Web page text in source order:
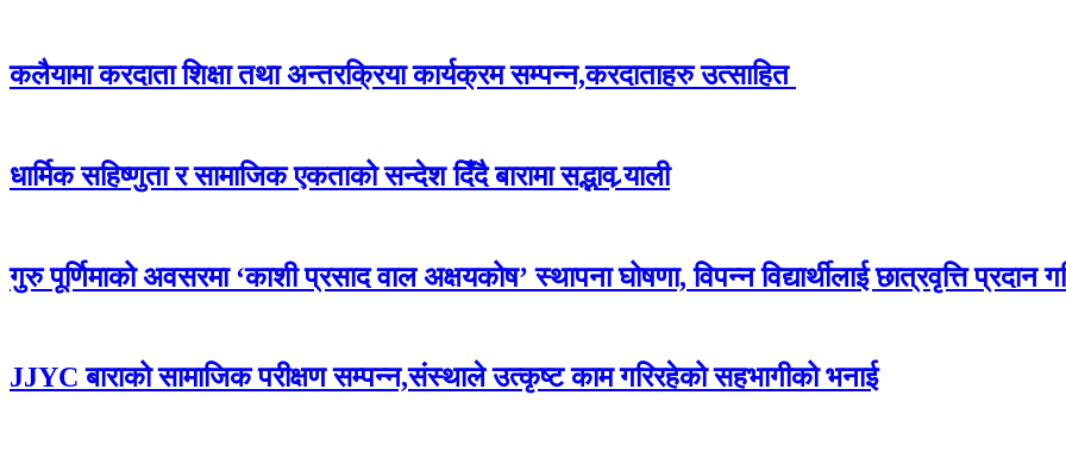
कलैयामा करदाता शिक्षा तथा अन्तरक्रिया कार्यक्रम सम्पन्न,करदाताहरु उत्साहित
धार्मिक सहिष्णुता र सामाजिक एकताको सन्देश दिँदै बारामा सद्भाव र्‍याली
गुरु पूर्णिमाको अवसरमा ‘काशी प्रसाद वाल अक्षयकोष’ स्थापना घोषणा, विपन्न विद्यार्थीलाई छात्रवृत्ति प्रदान
JJYC बाराको सामाजिक परीक्षण सम्पन्न,संस्थाले उत्कृष्ट काम गरिरहेको सहभागीको भनाई